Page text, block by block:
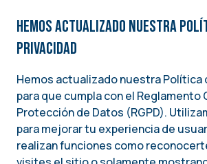
Image
Una iniciativa del
INSTITUTO NACIONAL DEMÓCRATA PARA ASUNTOS
Hemos actualizado nuestra
privacidad
Hemos actualizado nuestra Política
para que cumpla con el Reglamento
Protección de Datos (RGPD).
para mejorar tu experiencia de
realizan funciones como